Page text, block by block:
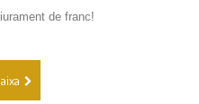
de franc!